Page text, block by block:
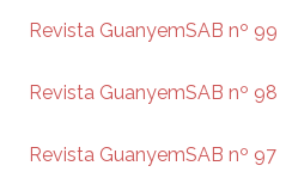
Revista GuanyemSAB nº 99
Revista GuanyemSAB nº 98
Revista GuanyemSAB nº 97